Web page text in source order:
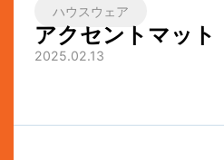
ハウスウェア
アクセントマット
2025.02.13